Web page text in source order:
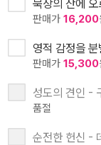
묵상의 산에
판매가 16,200
영적 감정을
판매가 15,300
성도의 견인 -
품절
순전한 헌신 -